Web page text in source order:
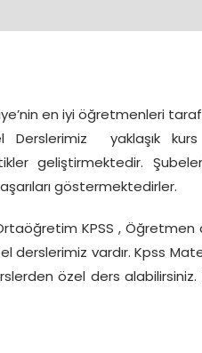
en iyi öğretmenleri
Derslerimiz yaklaşık
geliştirmektedir.
göstermektedirler.
KPSS , Öğretmen
derslerimiz vardır. Kpss
özel ders alabilirsiniz.